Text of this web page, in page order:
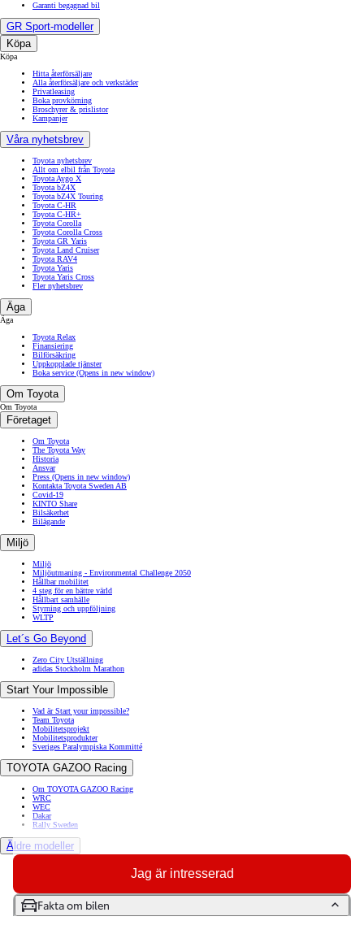
Jag är intresserad
Fakta om bilen
Garanti begagnad bil
GR Sport-modeller
Köpa
Köpa
Hitta återförsäljare
Alla återförsäljare och verkstäder
Privatleasing
Boka provkörning
Broschyrer & prislistor
Kampanjer
Våra nyhetsbrev
Toyota nyhetsbrev
Allt om elbil från Toyota
Toyota Aygo X
Toyota bZ4X
Toyota bZ4X Touring
Toyota C-HR
Toyota C-HR+
Toyota Corolla
Toyota Corolla Cross
Toyota GR Yaris
Toyota Land Cruiser
Toyota RAV4
Toyota Yaris
Toyota Yaris Cross
Fler nyhetsbrev
Äga
Äga
Toyota Relax
Finansiering
Bilförsäkring
Uppkopplade tjänster
Boka service (Opens in new window)
Om Toyota
Om Toyota
Företaget
Om Toyota
The Toyota Way
Historia
Ansvar
Press (Opens in new window)
Kontakta Toyota Sweden AB
Covid-19
KINTO Share
Bilsäkerhet
Bilägande
Miljö
Miljö
Miljöutmaning - Environmental Challenge 2050
Hållbar mobilitet
4 steg för en bättre värld
Hållbart samhälle
Styrning och uppföljning
WLTP
Let´s Go Beyond
Zero City Utställning
adidas Stockholm Marathon
Start Your Impossible
Vad är Start your impossible?
Team Toyota
Mobilitetsprojekt
Mobilitetsprodukter
Sveriges Paralympiska Kommitté
TOYOTA GAZOO Racing
Om TOYOTA GAZOO Racing
WRC
WEC
Dakar
Rally Sweden
Äldre modeller
Toyota GT86
Toyota Avensis
Toyota Celica